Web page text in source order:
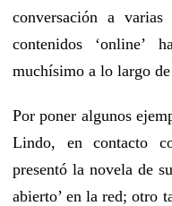
conversación a
contenidos ‘online’
muchísimo a lo largo
Por poner algunos
Lindo, en contacto
presentó la novela de
abierto’ en la red; otro